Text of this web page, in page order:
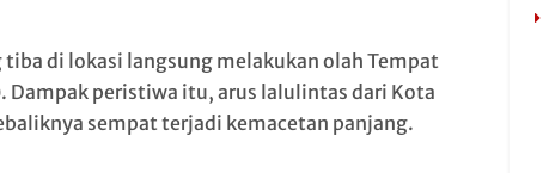
tiba di lokasi langsung melakukan olah Tempat
Dampak peristiwa itu, arus lalulintas dari Kota
sempat terjadi kemacetan panjang.